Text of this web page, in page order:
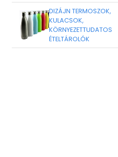
DIZÁJN TERMOSZOK,
KULACSOK,
KÖRNYEZETTUDATOS
ÉTELTÁROLÓK